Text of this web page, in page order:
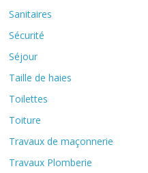
Sanitaires
Sécurité
Séjour
Taille de haies
Toilettes
Toiture
Travaux de maçonnerie
Travaux Plomberie